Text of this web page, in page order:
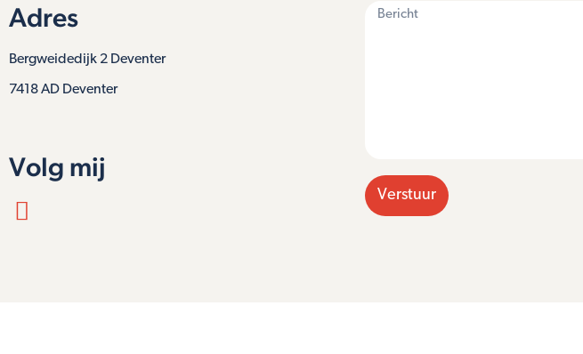
Adres
Bergweidedijk 2 Deventer
7418 AD Deventer
Volg mij
Verstuur